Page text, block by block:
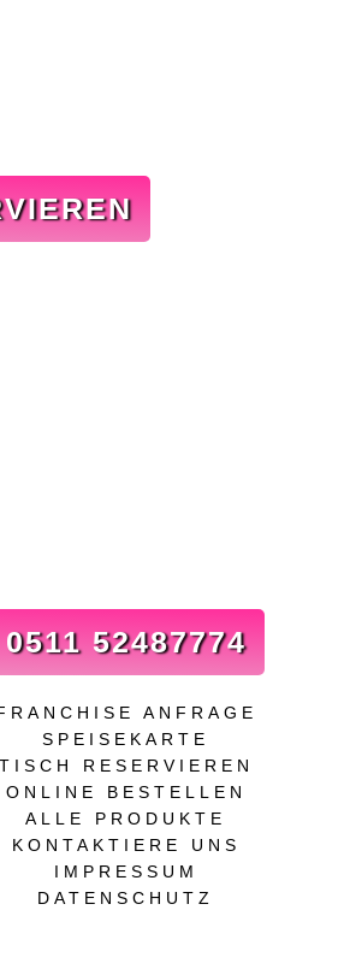
0511 52487774
ANFRAGE
SPEISEKARTE
TISCH RESERVIEREN
ONLINE BESTELLEN
ALLE PRODUKTE
KONTAKTIERE UNS
IMPRESSUM
DATENSCHUTZ